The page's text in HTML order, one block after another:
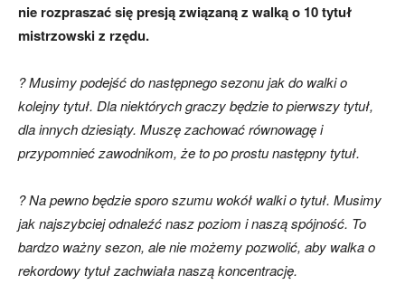
nie rozpraszać się presją związaną z walką o 10 tytuł
mistrzowski z rzędu.
? Musimy podejść do następnego sezonu jak do walki o
kolejny tytuł. Dla niektórych graczy będzie to pierwszy tytuł,
dla innych dziesiąty. Muszę zachować równowagę i
przypomnieć zawodnikom, że to po prostu następny tytuł.
? Na pewno będzie sporo szumu wokół walki o tytuł. Musimy
jak najszybciej odnaleźć nasz poziom i naszą spójność. To
bardzo ważny sezon, ale nie możemy pozwolić, aby walka o
rekordowy tytuł zachwiała naszą koncentrację.